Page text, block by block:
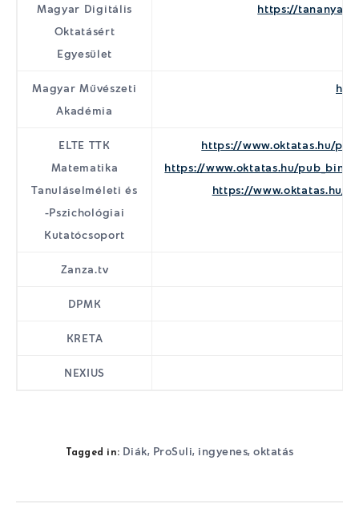
Magyar Digitális
Oktatásért
Egyesület
https://
Magyar Művészeti
Akadémia
ELTE TTK
Matematika
Tanuláselméleti és
-Pszichológiai
Kutatócsoport
https://www.oktatas.hu/
https://www.oktatas.hu/pub_bin/
https://www.oktatas.hu/
Zanza.tv
DPMK
KRETA
NEXIUS
Tagged in: Diák, ProSuli, ingyenes, oktatás